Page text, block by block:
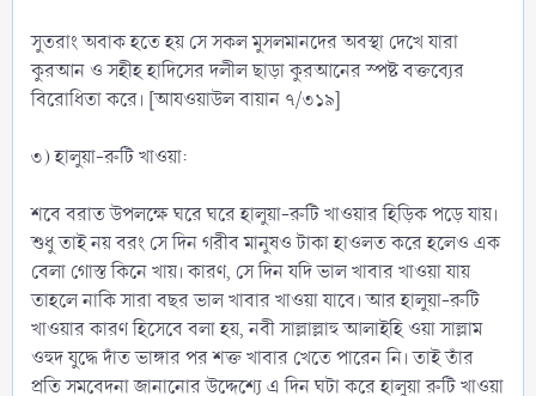
সুতরাং অবাক হতে হয় সে সকল মুসলমানদের অবস্থা দেখে যারা
কুরআন ও সহীহ হাদিসের দলীল ছাড়া কুরআনের স্পষ্ট বক্তব্যের
বিরোধিতা করে। [আযওয়াউল বায়ান ৭/৩১৯]
৩) হালুয়া-রুটি খাওয়া:
শবে বরাত উপলক্ষে ঘরে ঘরে হালুয়া-রুটি খাওয়ার হিড়িক পড়ে যায়।
শুধু তাই নয় বরং সে দিন গরীব মানুষও টাকা হাওলত করে হলেও এক
বেলা গোস্ত কিনে খায়। কারণ, সে দিন যদি ভাল খাবার খাওয়া যায়
তাহলে নাকি সারা বছর ভাল খাবার খাওয়া যাবে। আর হালুয়া-রুটি
খাওয়ার কারণ হিসেবে বলা হয়, নবী সাল্লাল্লাহু আলাইহি ওয়া সাল্লাম
ওহুদ যুদ্ধে দাঁত ভাঙ্গার পর শক্ত খাবার খেতে পারেন নি। তাই তাঁর
প্রতি সমবেদনা জানানোর উদ্দেশ্যে এ দিন ঘটা করে হালুয়া রুটি খাওয়া